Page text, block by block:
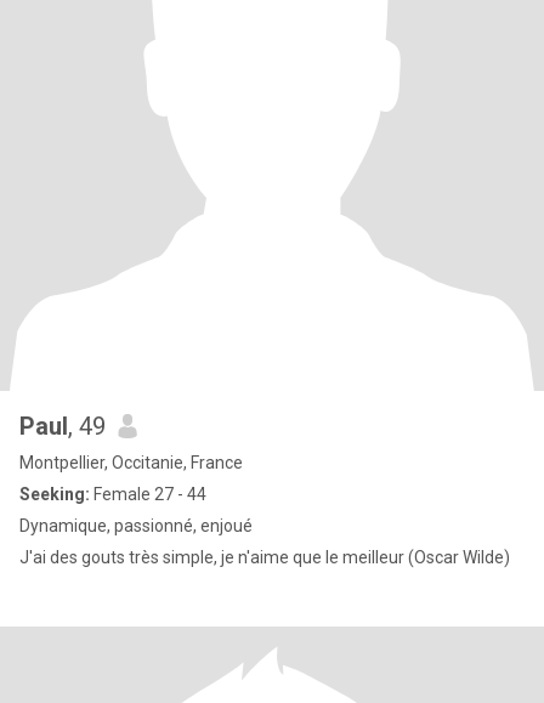
Paul, 49
Montpellier, Occitanie, France
Seeking: Female 27 - 44
Dynamique, passionné, enjoué
J'ai des gouts très simple, je n'aime que le meilleur (Oscar Wilde)